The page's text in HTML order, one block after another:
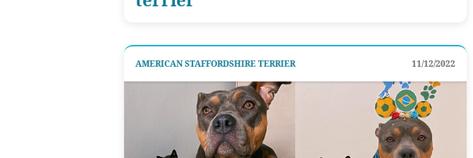
AMERICAN STAFFORDSHIRE TERRIER 11/12/2022